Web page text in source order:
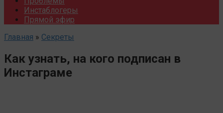
Инстаблогеры
Прямой эфир
Главная » Секреты
Как узнать, на кого подписан в
Инстаграме